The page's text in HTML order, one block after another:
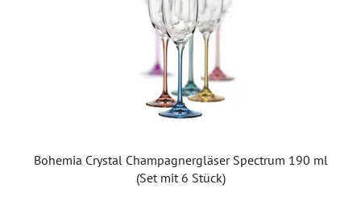
Bohemia Crystal Champagnergläser Spectrum 190 ml
(Set mit 6 Stück)